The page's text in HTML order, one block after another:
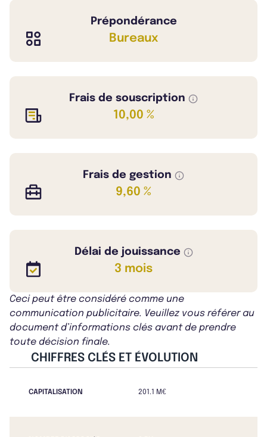
Prépondérance
Bureaux
Frais de souscription
10,00 %
Frais de gestion
9,60 %
Délai de jouissance
3 mois
Ceci peut être considéré comme une
communication publicitaire. Veuillez vous référer au
document d’informations clés avant de prendre
toute décision finale.
CHIFFRES CLÉS ET ÉVOLUTION
CAPITALISATION 201.1 M€